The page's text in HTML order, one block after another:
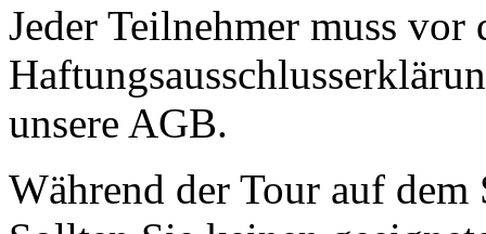
Jeder Teilnehmer muss vor
unsere AGB.
Während der Tour auf